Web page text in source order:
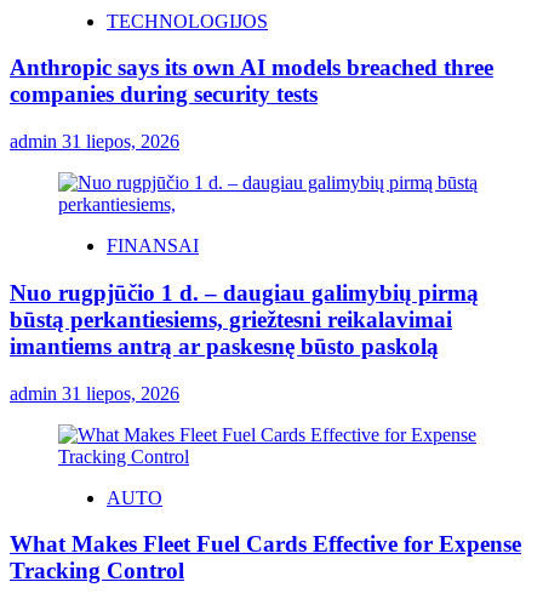
TECHNOLOGIJOS
Anthropic says its own AI models breached three
companies during security tests
admin 31 liepos, 2026
FINANSAI
Nuo rugpjūčio 1 d. – daugiau galimybių pirmą
būstą perkantiesiems, griežtesni reikalavimai
imantiems antrą ar paskesnę būsto paskolą
admin 31 liepos, 2026
AUTO
What Makes Fleet Fuel Cards Effective for Expense
Tracking Control